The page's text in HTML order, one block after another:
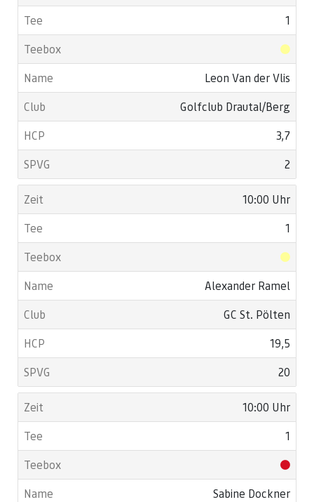
1
Leon Van der Vlis
Golfclub Drautal/Berg
3,7
2
10:00 Uhr
1
Alexander Ramel
GC St. Pölten
19,5
20
10:00 Uhr
1
Sabine Dockner